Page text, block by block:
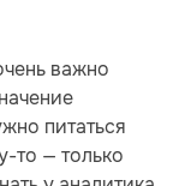
важно
питаться
то — только